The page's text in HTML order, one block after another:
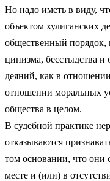
Но надо иметь в виду,
объектом хулиганских
общественный порядок,
цинизма, бесстыдства и
деяний, как в
отношении моральных
общества в целом.
В судебной практике
отказываются
том основании, что они
месте и (или) в